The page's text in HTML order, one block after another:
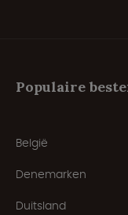
Populaire
België
Denemarken
Duitsland